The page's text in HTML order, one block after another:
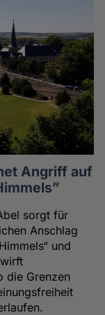
Angriff auf
sorgt für
Anschlag
und
die Grenzen